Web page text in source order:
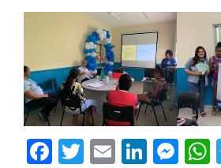
Facebook
Twitter
Email